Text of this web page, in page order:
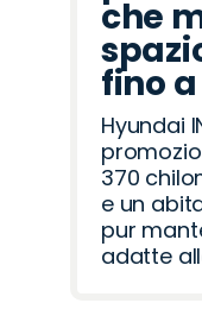
che
fino
Hyundai
370
e un
pur
adatte